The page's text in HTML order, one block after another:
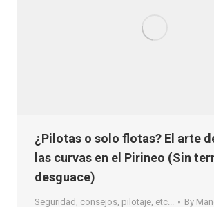
¿Pilotas o solo flotas? El arte
las curvas en el Pirineo (Sin
desguace)
Seguridad, consejos, pilotaje, etc... By